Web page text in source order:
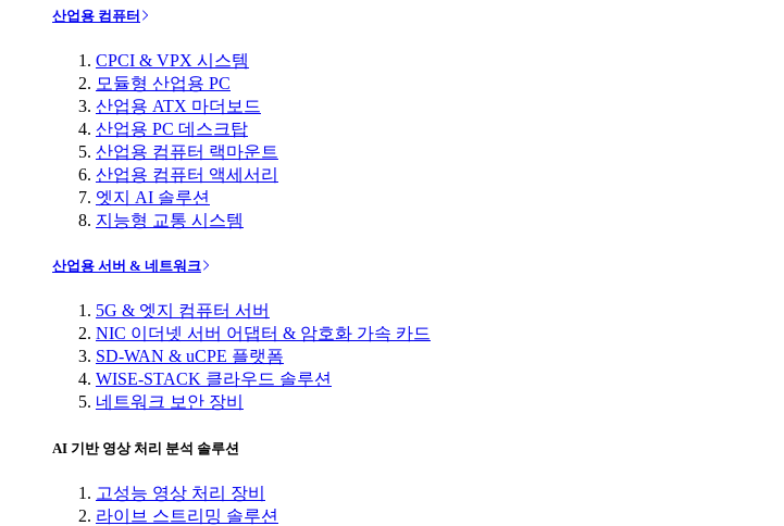
산업용 컴퓨터
CPCI & VPX 시스템
모듈형 산업용 PC
산업용 ATX 마더보드
산업용 PC 데스크탑
산업용 컴퓨터 랙마운트
산업용 컴퓨터 액세서리
엣지 AI 솔루션
지능형 교통 시스템
산업용 서버 & 네트워크
5G & 엣지 컴퓨터 서버
NIC 이더넷 서버 어댑터 & 암호화 가속 카드
SD-WAN & uCPE 플랫폼
WISE-STACK 클라우드 솔루션
네트워크 보안 장비
AI 기반 영상 처리 분석 솔루션
고성능 영상 처리 장비
라이브 스트리밍 솔루션